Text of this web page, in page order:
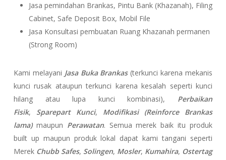
Jasa pemindahan Brankas, Pintu Bank (Khazanah), Filing
Cabinet, Safe Deposit Box, Mobil File
Jasa Konsultasi pembuatan Ruang Khazanah permanen
(Strong Room)
Kami melayani Jasa Buka Brankas(terkunci karena mekanis
kunci rusak ataupun terkunci karena kesalah seperti kunci
hilang atau lupa kunci kombinasi), Perbaikan
Fisik, Sparepart Kunci, Modifikasi (Reinforce Brankas
lama)maupun Perawatan. Semua merek baik itu produk
built up maupun produk lokal dapat kami tangani seperti
Merek Chubb Safes, Solingen, Mosler, Kumahira, Ostertag